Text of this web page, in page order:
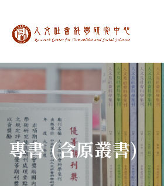
中央研究院人
:::
專書 (含原叢書)